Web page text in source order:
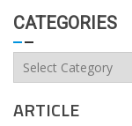
CATEGORIES
Categories
ARTICLE